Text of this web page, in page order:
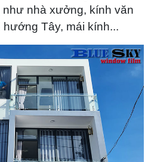
nhà xưởng, kính văn
Tây, mái kính...